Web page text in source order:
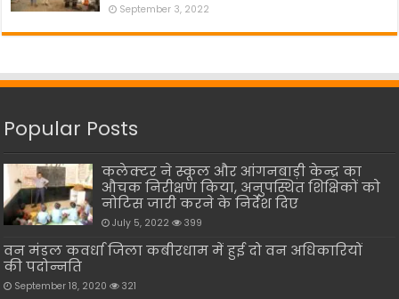
September 3, 2022
Popular Posts
कलेक्टर ने स्कूल और आंगनबाड़ी केन्द्र का
औचक निरीक्षण किया, अनुपस्थित शिक्षिकों को
नोटिस जारी करने के निर्देश दिए
July 5, 2022 399
वन मंडल कवर्धा जिला कबीरधाम में हुई दो वन अधिकारियों
की पदोन्नति
September 18, 2020 321